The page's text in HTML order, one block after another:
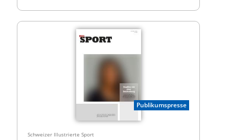
Publikumspresse
Schweizer Illustrierte Sport